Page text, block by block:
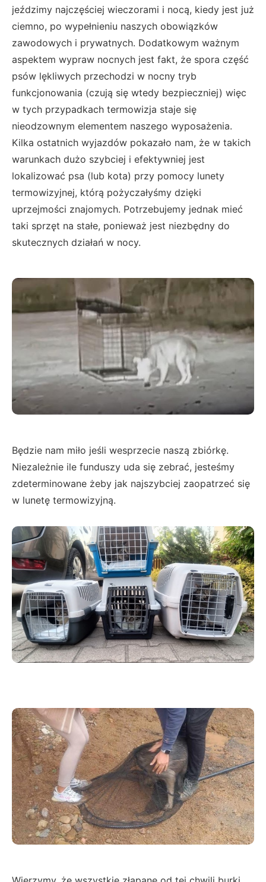
jeździmy najczęściej wieczorami i nocą, kiedy jest już
ciemno, po wypełnieniu naszych obowiązków
zawodowych i prywatnych. Dodatkowym ważnym
aspektem wypraw nocnych jest fakt, że spora część
psów lękliwych przechodzi w nocny tryb
funkcjonowania (czują się wtedy bezpieczniej) więc
w tych przypadkach termowizja staje się
nieodzownym elementem naszego wyposażenia.
Kilka ostatnich wyjazdów pokazało nam, że w takich
warunkach dużo szybciej i efektywniej jest
lokalizować psa (lub kota) przy pomocy lunety
termowizyjnej, którą pożyczałyśmy dzięki
uprzejmości znajomych. Potrzebujemy jednak mieć
taki sprzęt na stałe, ponieważ jest niezbędny do
skutecznych działań w nocy.
Będzie nam miło jeśli wesprzecie naszą zbiórkę.
Niezależnie ile funduszy uda się zebrać, jesteśmy
zdeterminowane żeby jak najszybciej zaopatrzeć się
w lunetę termowizyjną.